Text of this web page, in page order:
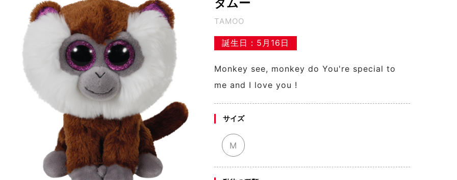
タムー
TAMOO
誕生日：5月16日
Monkey see, monkey do You're special to
me and I love you !
サイズ
M